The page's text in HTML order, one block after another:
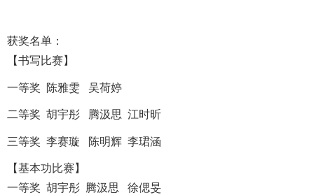
获奖名单：
【书写比赛】
一等奖 陈雅雯 吴荷婷
二等奖 胡宇彤 腾汲思 江时昕
三等奖 李赛璇 陈明辉 李珺涵
【基本功比赛】
一等奖 胡宇彤 腾汲思 徐偲旻